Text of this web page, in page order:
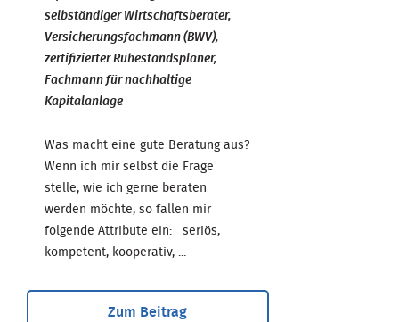
selbständiger Wirtschaftsberater,
Versicherungsfachmann (BWV),
zertifizierter Ruhestandsplaner,
Fachmann für nachhaltige
Kapitalanlage
Was macht eine gute Beratung aus?
Wenn ich mir selbst die Frage
stelle, wie ich gerne beraten
werden möchte, so fallen mir
folgende Attribute ein: seriös,
kompetent, kooperativ, ...
Zum Beitrag